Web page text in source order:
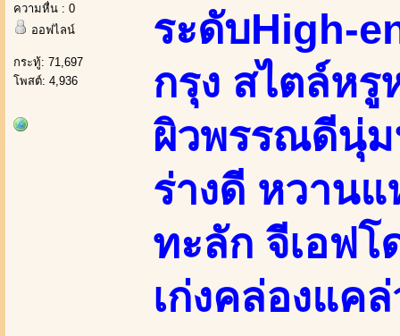
ความหื่น : 0
ออฟไลน์
กระทู้: 71,697
โพสต์: 4,936
ระดับHigh-
กรุง สไตล์หรู
ผิวพรรณดีนุ่ม
ร่างดี หวาน
ทะลัก จีเอฟ
เก่งคล่องแค